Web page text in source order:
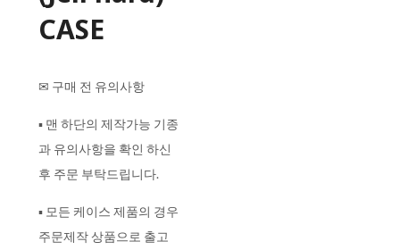
CASE
✉ 구매 전 유의사항
▪ 맨 하단의 제작가능 기종
과 유의사항을 확인 하신
후 주문 부탁드립니다.
▪ 모든 케이스 제품의 경우
주문제작 상품으로 출고